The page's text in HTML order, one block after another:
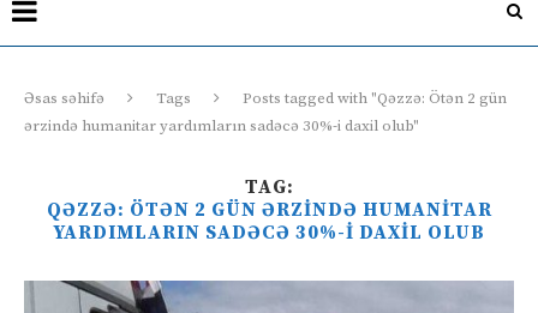
Əsas səhifə Tags
Posts tagged with "Qəzzə: Ötən 2 gün
ərzində humanitar yardımların sadəcə 30%-i daxil olub"
TAG:
QƏZZƏ: ÖTƏN 2 GÜN ƏRZINDƏ HUMANITAR
YARDIMLARIN SADƏCƏ 30%-I DAXIL OLUB